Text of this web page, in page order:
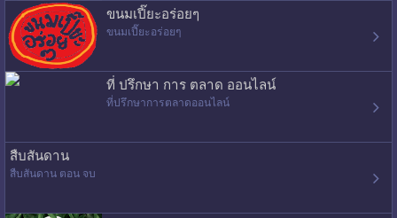
ขนมเปี๊ยะอร่อยๆ
ขนมเปี๊ยะอร่อยๆ
ที่ ปรึกษา การ ตลาด ออนไลน์
ที่ปรึกษาการตลาดออนไลน์
สืบสันดาน
สืบสันดาน ตอน จบ